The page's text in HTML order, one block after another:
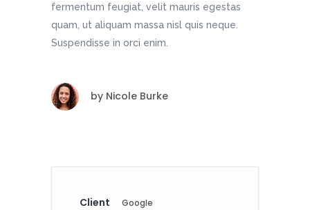
fermentum feugiat, velit mauris egestas
quam, ut aliquam massa nisl quis neque.
Suspendisse in orci enim.
by Nicole Burke
Client Google